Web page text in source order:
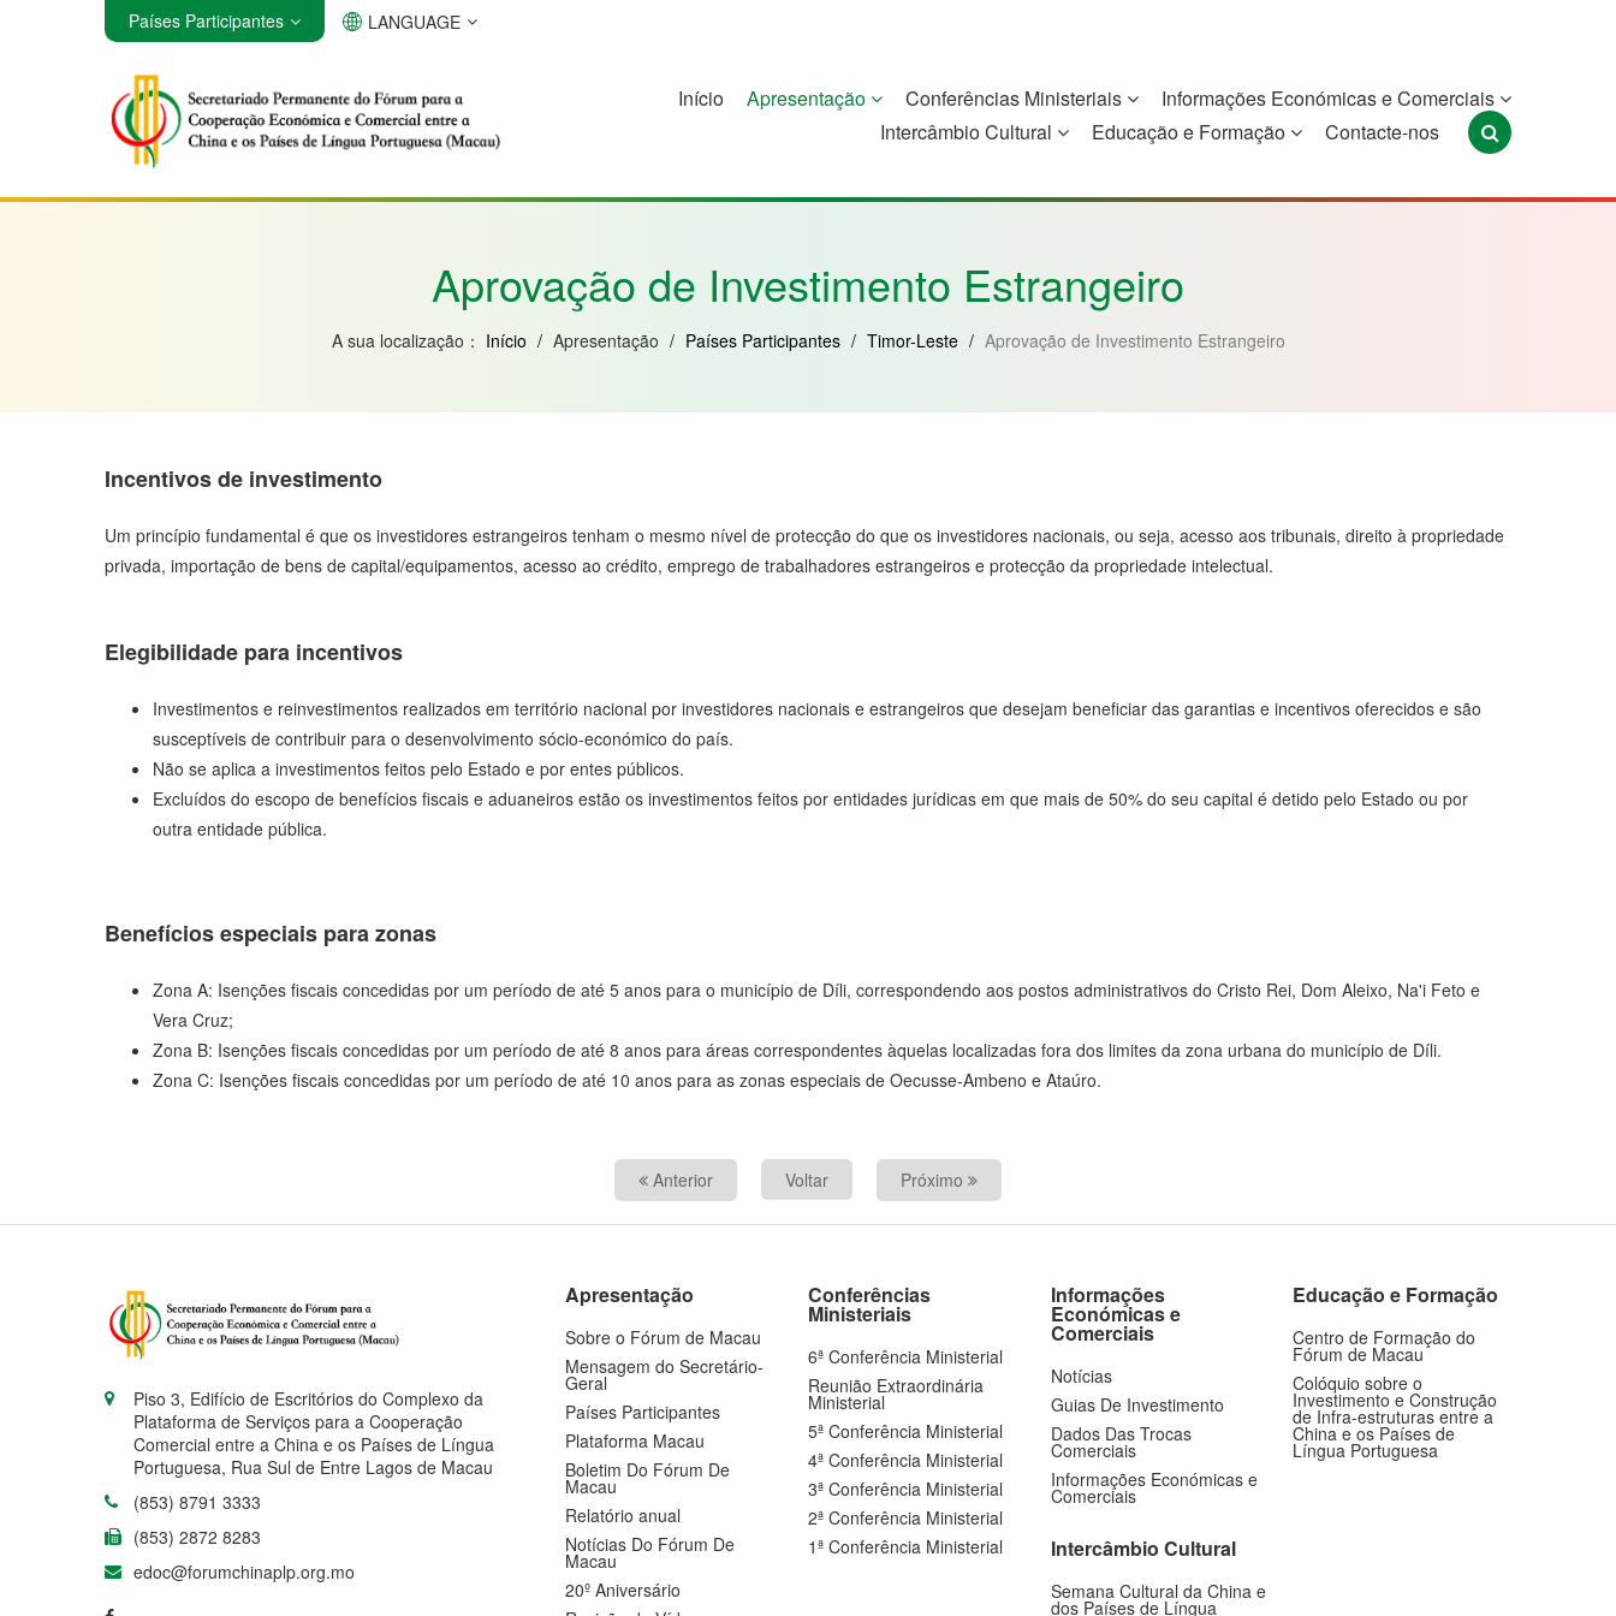
Angola Brasil Cabo Verde Guiné Equatorial Moçambique Portugal
São Tomé e
Timor-Leste
Países Participantes LANGUAGE
Início Apresentação Conferências Ministeriais
Informações Económicas e Comerciais
Intercâmbio Cultural
Educação e Formação Contacte-nos
Aprovação de Investimento Estrangeiro
A sua localização： Início / Apresentação / Países Participantes / Timor-Leste / Aprovação de Investimento Estrangeiro
Incentivos de investimento
Um princípio fundamental é que os investidores estrangeiros tenham o mesmo nível de protecção do que os investidores nacionais, ou seja, acesso aos tribunais, direito à propriedade
privada, importação de bens de capital/equipamentos, acesso ao crédito, emprego de trabalhadores estrangeiros e protecção da propriedade intelectual.
Elegibilidade para incentivos
Investimentos e reinvestimentos realizados em território nacional por investidores nacionais e estrangeiros que desejam beneficiar das garantias e incentivos oferecidos e são
susceptíveis de contribuir para o desenvolvimento sócio-económico do país.
Não se aplica a investimentos feitos pelo Estado e por entes públicos.
Excluídos do escopo de benefícios fiscais e aduaneiros estão os investimentos feitos por entidades jurídicas em que mais de 50% do seu capital é detido pelo Estado ou por
outra entidade pública.
Benefícios especiais para zonas
Zona A: Isenções fiscais concedidas por um período de até 5 anos para o município de Díli, correspondendo aos postos administrativos do Cristo Rei, Dom Aleixo, Na'i Feto e
Vera Cruz;
Zona B: Isenções fiscais concedidas por um período de até 8 anos para áreas correspondentes àquelas localizadas fora dos limites da zona urbana do município de Díli.
Zona C: Isenções fiscais concedidas por um período de até 10 anos para as zonas especiais de Oecusse-Ambeno e Ataúro.
Anterior Voltar Próximo
Piso 3, Edifício de Escritórios do Complexo da
Plataforma de Serviços para a Cooperação
Comercial entre a China e os Países de Língua
Portuguesa, Rua Sul de Entre Lagos de Macau
(853) 8791 3333
(853) 2872 8283
edoc@forumchinaplp.org.mo
Apresentação
Sobre o Fórum de Macau
Mensagem do Secretário-
Geral
Países Participantes
Plataforma Macau
Boletim Do Fórum De
Macau
Relatório anual
Notícias Do Fórum De
Macau
20º Aniversário
Conferências
Ministeriais
6ª Conferência Ministerial
Reunião Extraordinária
Ministerial
5ª Conferência Ministerial
4ª Conferência Ministerial
3ª Conferência Ministerial
2ª Conferência Ministerial
1ª Conferência Ministerial
Informações
Económicas e
Comerciais
Notícias
Guias De Investimento
Dados Das Trocas
Comerciais
Informações Económicas e
Comerciais
Intercâmbio Cultural
Semana Cultural da China e
dos Países de Língua
Educação e Formação
Centro de Formação do
Fórum de Macau
Colóquio sobre o
Investimento e Construção
de Infra-estruturas entre a
China e os Países de
Língua Portuguesa